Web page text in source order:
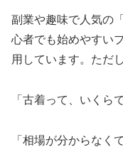
副業や趣味で人気の
心者でも始めやすい
用しています。ただ
「古着って、いくら
「相場が分からなく